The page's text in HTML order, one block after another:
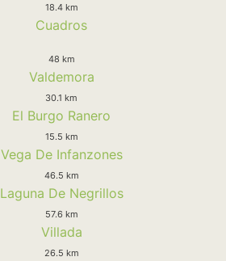
18.4 km
Cuadros
48 km
Valdemora
30.1 km
El Burgo Ranero
15.5 km
Vega De Infanzones
46.5 km
Laguna De Negrillos
57.6 km
Villada
26.5 km